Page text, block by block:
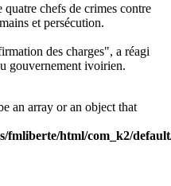
chefs de crimes contre
et persécution.
des charges", a réagi
gouvernement ivoirien.
an array or an object that
fmliberte/html/com_k2/